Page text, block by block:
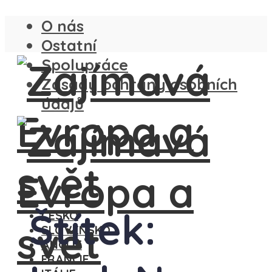
O nás
Ostatní
Spolupráce
Zásady ochrany osobních
údajů
ČESKO
SLOVENSKO
ANGLIE
FRANCIE
Štítek: